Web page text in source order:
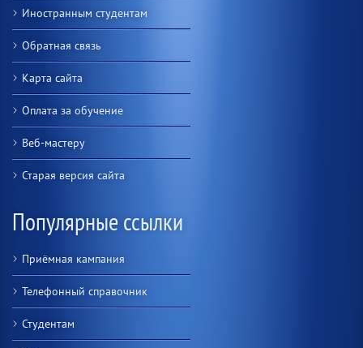
Иностранным студентам
Обратная связь
Карта сайта
Оплата за обучение
Веб-мастеру
Старая версия сайта
Популярные ссылки
Приёмная кампания
Телефонный справочник
Студентам